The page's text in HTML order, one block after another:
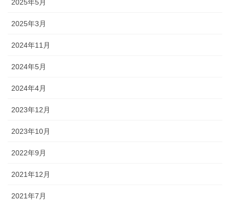
2025年5月
2025年3月
2024年11月
2024年5月
2024年4月
2023年12月
2023年10月
2022年9月
2021年12月
2021年7月